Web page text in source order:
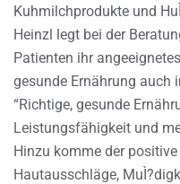
Kuhmilchprodukte und
Heinzl legt bei der
Patienten ihr
gesunde Ernährung auch
“Richtige, gesunde
Leistungsfähigkeit und
Hinzu komme der
Hautausschläge,